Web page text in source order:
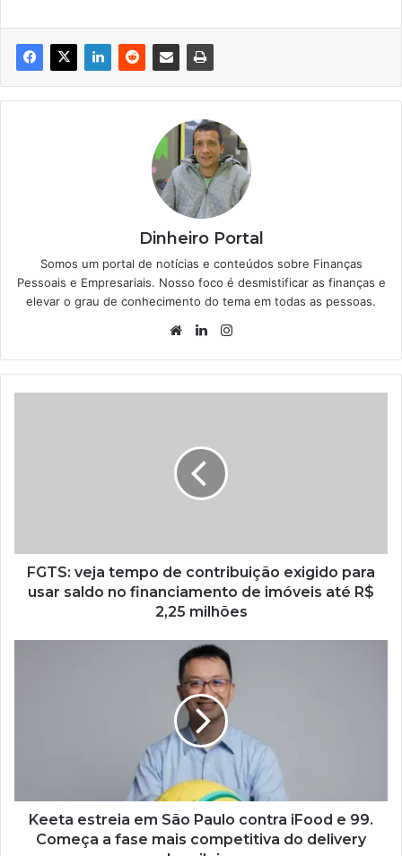
Dinheiro Portal
Somos um portal de notícias e conteúdos sobre Finanças
Pessoais e Empresariais. Nosso foco é desmistificar as finanças e
elevar o grau de conhecimento do tema em todas as pessoas.
WebsiteLinkedin
FGTS: veja tempo de contribuição exigido para
usar saldo no financiamento de imóveis até R$
2,25 milhões
Keeta estreia em São Paulo contra iFood e 99.
Começa a fase mais competitiva do delivery